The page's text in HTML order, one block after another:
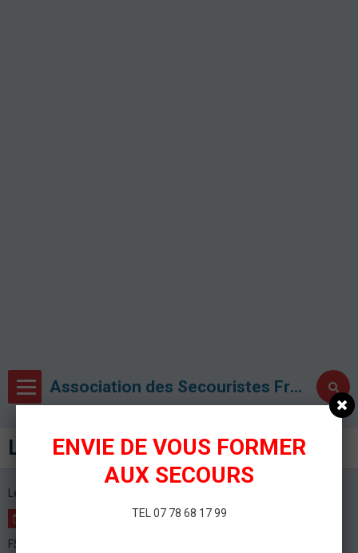
Association des Secouristes Français Croix Blanche de Metz
La ronde du Val St Pierre
Le 08/02/2015
AJOUTER AU CALENDRIER
FSE du Lanceumont - Mécleuves
ENVIE DE VOUS FORMER
AUX SECOURS
TEL 07 78 68 17 99